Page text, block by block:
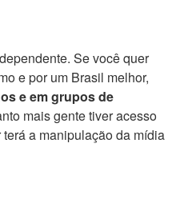
Se você quer
e por um Brasil melhor,
e em grupos de
mais gente tiver acesso
a manipulação da mídia